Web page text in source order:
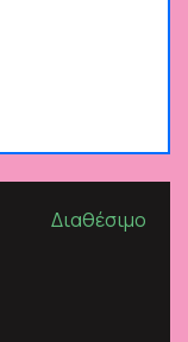
Διαθέσιμο